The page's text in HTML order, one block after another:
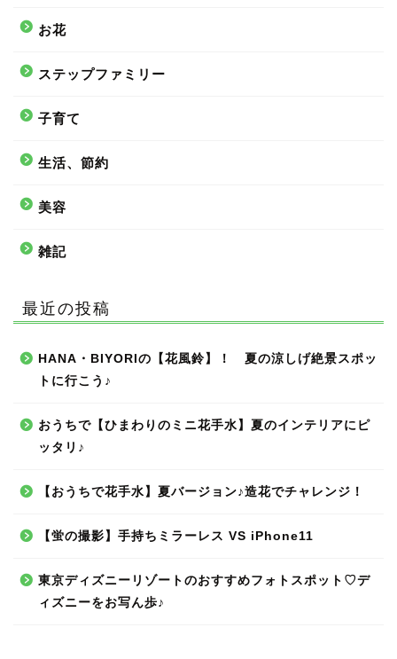
お花
ステップファミリー
子育て
生活、節約
美容
雑記
最近の投稿
HANA・BIYORIの【花風鈴】！ 夏の涼しげ絶景スポッ
トに行こう♪
おうちで【ひまわりのミニ花手水】夏のインテリアにピ
ッタリ♪
【おうちで花手水】夏バージョン♪造花でチャレンジ！
【蛍の撮影】手持ちミラーレス VS iPhone11
東京ディズニーリゾートのおすすめフォトスポット♡デ
ィズニーをお写ん歩♪